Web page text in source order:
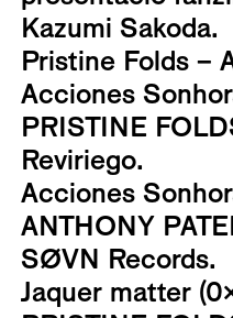
Kazumi Sakoda.
Pristine Folds –
Acciones
PRISTINE
Reviriego.
Acciones
ANTHONY
SØVN Records.
Jaquer matter